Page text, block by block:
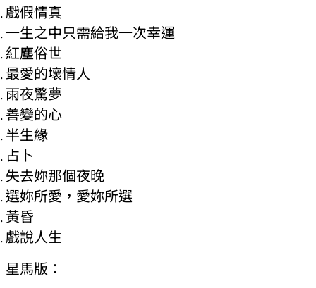
戲假情真
一生之中只需給我一次幸運
紅塵俗世
最愛的壞情人
雨夜驚夢
善變的心
半生緣
占卜
失去妳那個夜晚
選妳所愛，愛妳所選
黃昏
戲說人生
星馬版：